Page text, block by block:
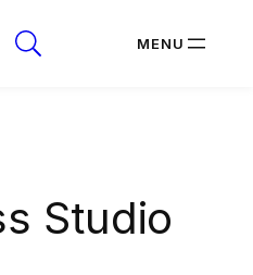
Studio